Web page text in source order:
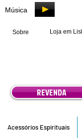
Música
Sobre Loja em
REVENDA
Acessórios Espirituais